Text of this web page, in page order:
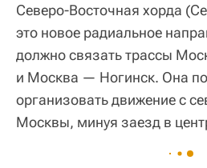
Северо-Восточная хорда
это новое радиальное
должно связать трассы
и Москва — Ногинск. Она
организовать движение с
Москвы, минуя заезд в